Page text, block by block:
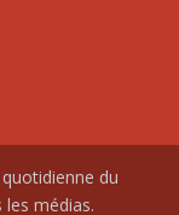
du
médias.